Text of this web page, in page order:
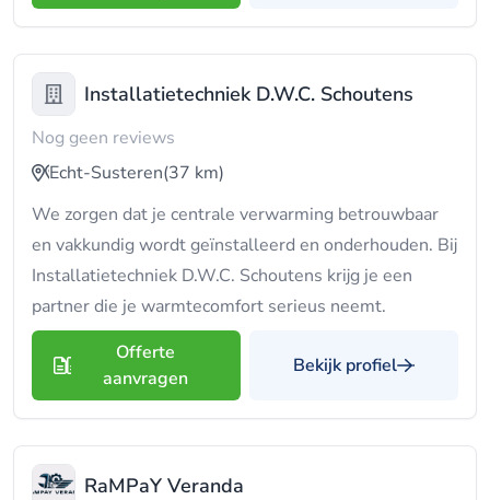
Installatietechniek D.W.C. Schoutens
Nog geen reviews
Echt-Susteren(37 km)
We zorgen dat je centrale verwarming betrouwbaar
en vakkundig wordt geïnstalleerd en onderhouden. Bij
Installatietechniek D.W.C. Schoutens krijg je een
partner die je warmtecomfort serieus neemt.
Offerte
aanvragen
Bekijk profiel
RaMPaY Veranda